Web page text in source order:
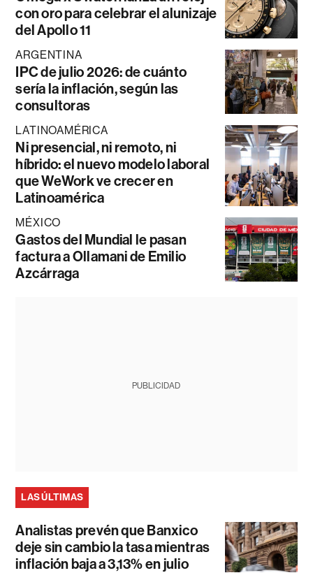
con oro para celebrar el alunizaje
del Apollo 11
ARGENTINA
IPC de julio 2026: de cuánto
sería la inflación, según las
consultoras
LATINOAMÉRICA
Ni presencial, ni remoto, ni
híbrido: el nuevo modelo laboral
que WeWork ve crecer en
Latinoamérica
MÉXICO
Gastos del Mundial le pasan
factura a Ollamani de Emilio
Azcárraga
PUBLICIDAD
LAS ÚLTIMAS
Analistas prevén que Banxico
deje sin cambio la tasa mientras
inflación baja a 3,13% en julio